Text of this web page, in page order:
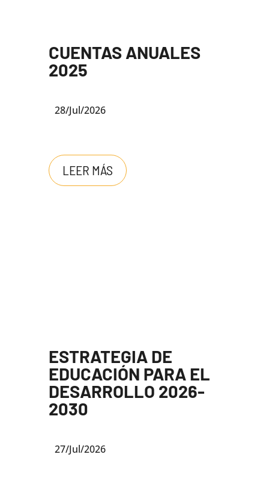
CUENTAS ANUALES
2025
28/Jul/2026
LEER MÁS
ESTRATEGIA DE
EDUCACIÓN PARA EL
DESARROLLO 2026-
2030
27/Jul/2026